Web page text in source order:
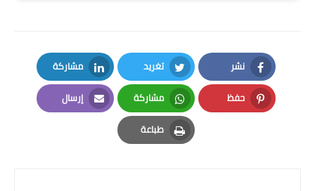
المرحلة الابتدائية
المرحلة المتوسطة
المرحلة الاعدادية
نشر
Facebook
تغريد
Twitter
مشاركة
LinkedIn
حفظ
Pinterest
مشاركة
Whatsapp
إرسال
Email
طباعة
Print